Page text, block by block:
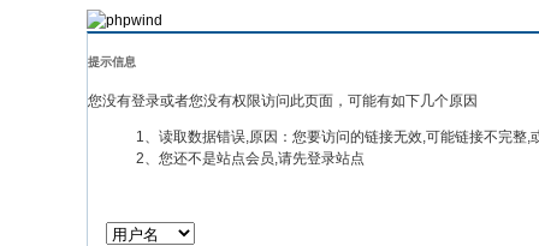
提示信息
您没有登录或者您没有权限访问此页面，可能有如下几个原因
1、读取数据错误,原因：您要访问的链接无效,可能链接不完整,
2、您还不是站点会员,请先登录站点